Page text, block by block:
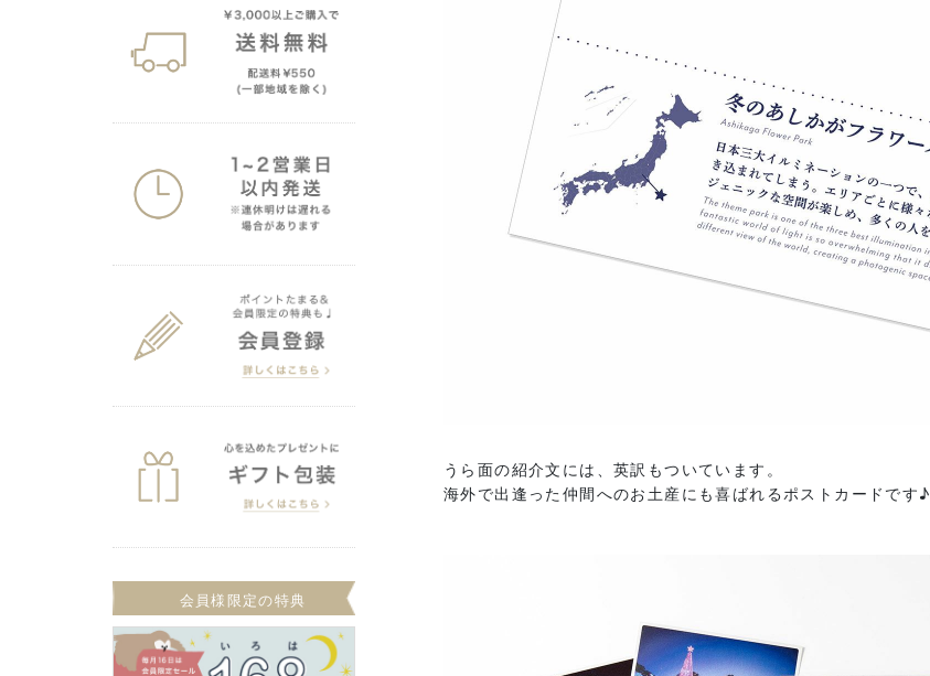
うら面の紹介文には、英訳もついています。
海外で出逢った仲間へのお土産にも喜ばれるポストカードです♪
会員様限定の特典